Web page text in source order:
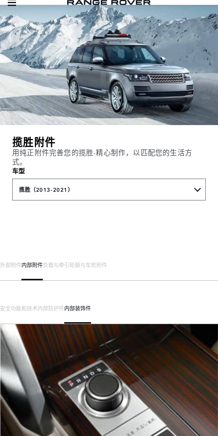
揽胜附件
用纯正附件完善您的揽胜-精心制作，以匹配您的生活方
式。
车型
揽胜（2013-2021）
外部附件内部附件负载与牵引轮毂与车轮附件
安全功能和技术内部防护件内部装饰件